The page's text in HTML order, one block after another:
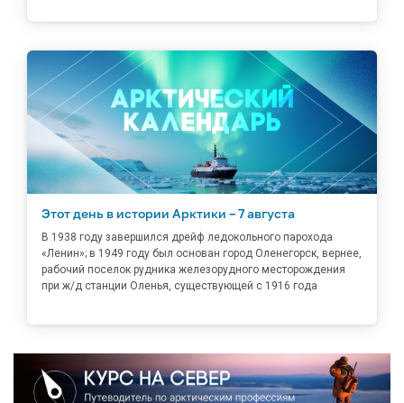
Этот день в истории Арктики – 7 августа
В 1938 году завершился дрейф ледокольного парохода
«Ленин»; в 1949 году был основан город Оленегорск, вернее,
рабочий поселок рудника железорудного месторождения
при ж/д станции Оленья, существующей с 1916 года